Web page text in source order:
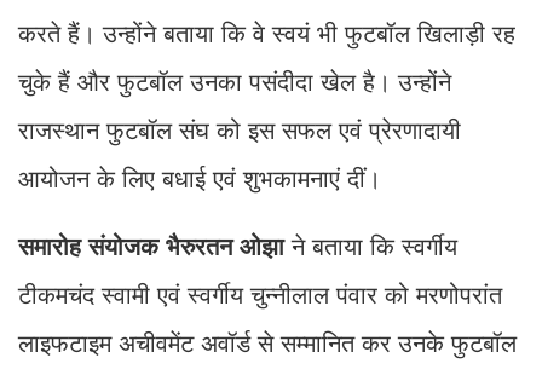
करते हैं। उन्होंने बताया कि वे स्वयं भी फुटबॉल खिलाड़ी रह
चुके हैं और फुटबॉल उनका पसंदीदा खेल है। उन्होंने
राजस्थान फुटबॉल संघ को इस सफल एवं प्रेरणादायी
आयोजन के लिए बधाई एवं शुभकामनाएं दीं।
समारोह संयोजक भैरुरतन ओझाने बताया कि स्वर्गीय
टीकमचंद स्वामी एवं स्वर्गीय चुन्नीलाल पंवार को मरणोपरांत
लाइफटाइम अचीवमेंट अवॉर्ड से सम्मानित कर उनके फुटबॉल